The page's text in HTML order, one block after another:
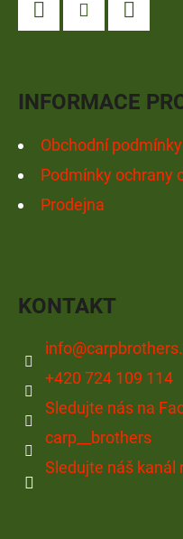
INFORMACE
Obchodní podmínky
Podmínky ochrany
Prodejna
KONTAKT
info@
+420 724 109 114
Sledujte nás na
carp__brothers
Sledujte náš kanál